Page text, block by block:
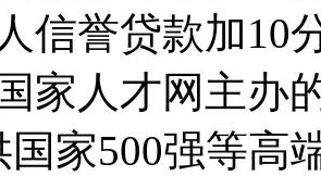
信誉贷款加10
家人才网主办
国家500强等高